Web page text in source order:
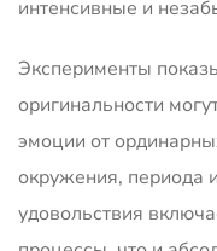
интенсивные и
Эксперименты
оригинальности
эмоции от
окружения, периода
удовольствия